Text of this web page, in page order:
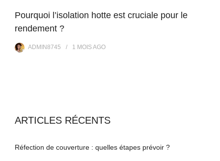
Pourquoi l’isolation hotte est cruciale pour le
rendement ?
ADMIN8745 1 MOISAGO
ARTICLES RÉCENTS
Réfection de couverture : quelles étapes prévoir ?